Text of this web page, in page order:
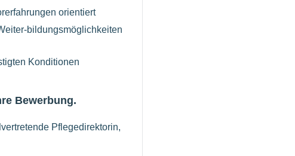
orientiert
bildungsmöglichkeiten
Konditionen
Bewerbung.
Pflegedirektorin,